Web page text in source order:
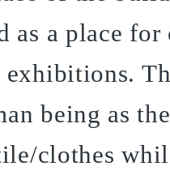
as a place
exhibitions.
being as
clothes